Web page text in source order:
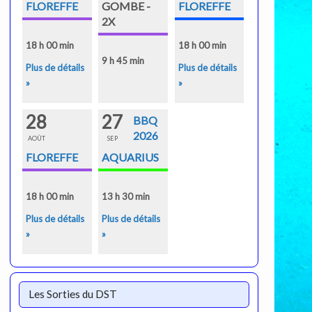
FLOREFFE
18 h 00 min
Plus de détails
»
GOMBE -
2X
9 h 45 min
FLOREFFE
18 h 00 min
Plus de détails
»
28
AOÛT
FLOREFFE
18 h 00 min
Plus de détails
»
27
SEP
BBQ
2026
AQUARIUS
13 h 30 min
Plus de détails
»
Les Sorties du DST